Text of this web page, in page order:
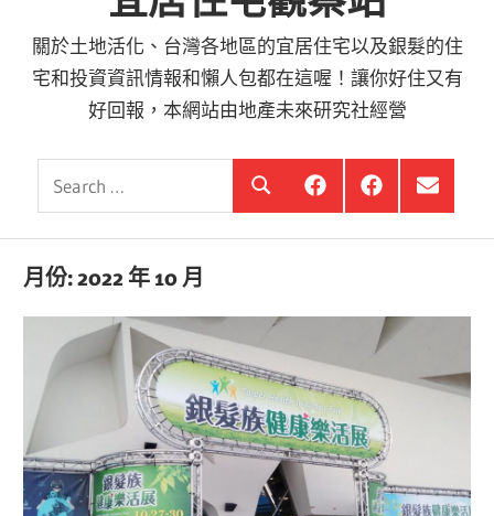
關於土地活化、台灣各地區的宜居住宅以及銀髮的住
宅和投資資訊情報和懶人包都在這喔！讓你好住又有
好回報，本網站由地產未來研究社經營
Search
銀
髮
住
宅
投
資
銀
髮,
海
選
單
項
目
月份:2022 年 10 月